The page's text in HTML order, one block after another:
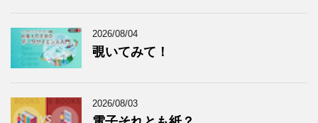
2026/08/04
覗いてみて！
2026/08/03